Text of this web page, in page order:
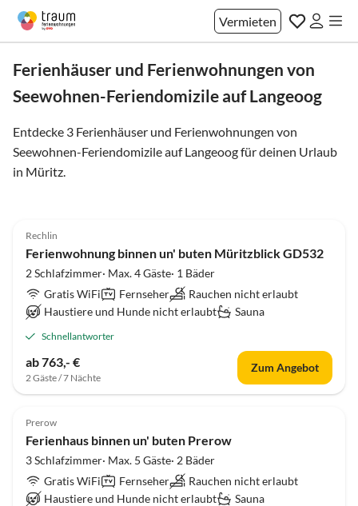
Vermieten
Ferienhäuser und Ferienwohnungen von
Seewohnen-Feriendomizile auf Langeoog
Entdecke 3 Ferienhäuser und Ferienwohnungen von
Seewohnen-Feriendomizile auf Langeoog für deinen Urlaub
in Müritz.
Rechlin
Ferienwohnung binnen un' buten Müritzblick GD532
2 Schlafzimmer· Max. 4 Gäste· 1 Bäder
Gratis WiFi
Fernseher
Rauchen nicht erlaubt
Haustiere und Hunde nicht erlaubt
Sauna
Schnellantworter
ab 763,- €
2 Gäste / 7 Nächte
Zum Angebot
Prerow
Ferienhaus binnen un' buten Prerow
3 Schlafzimmer· Max. 5 Gäste· 2 Bäder
Gratis WiFi
Fernseher
Rauchen nicht erlaubt
Haustiere und Hunde nicht erlaubt
Sauna